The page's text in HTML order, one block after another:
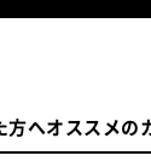
方へオススメの